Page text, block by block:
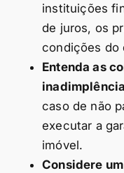
instituições
de juros, os
condições do
Entenda as
caso de não
executar a
imóvel.
Considere